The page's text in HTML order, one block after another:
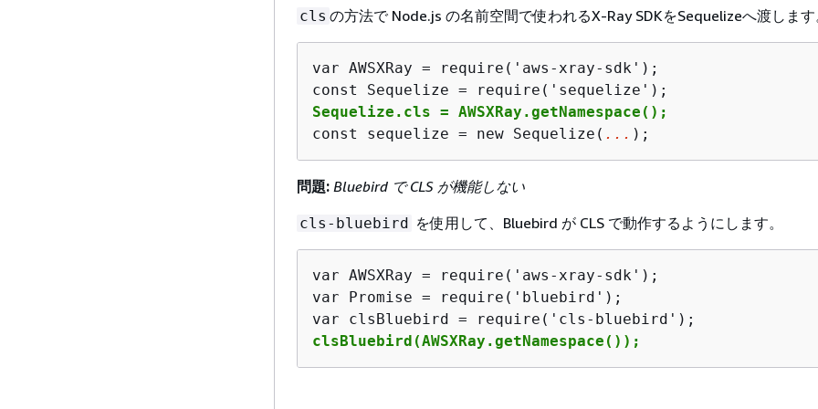
cls の方法で Node.js の名前空間で使われるX-Ray SDKをSequelizeへ渡しま
var AWSXRay = require('aws-xray-sdk');
Sequelize.cls = AWSXRay.getNamespace();
const sequelize = new Sequelize( ... );
問題: Bluebird で CLS が機能しない
cls-bluebird を使用して、Bluebird が CLS で動作するようにします。
var AWSXRay = require('aws-xray-sdk');
var Promise = require('bluebird');
clsBluebird(AWSXRay.getNamespace());